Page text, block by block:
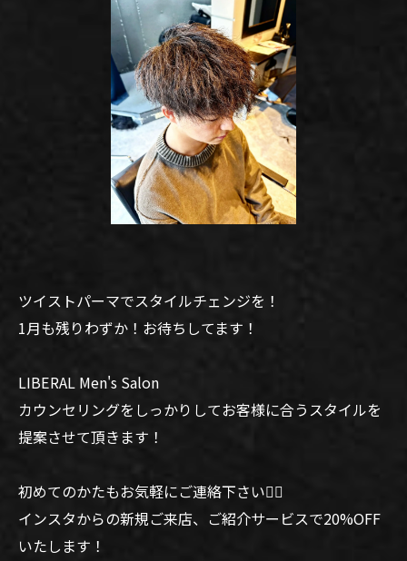
ツイストパーマでスタイルチェンジを！
1月も残りわずか！お待ちしてます！
LIBERAL Men's Salon
カウンセリングをしっかりしてお客様に合うスタイルを
提案させて頂きます！
初めてのかたもお気軽にご連絡下さい🙆‍♂️
インスタからの新規ご来店、ご紹介サービスで20%OFF
いたします！